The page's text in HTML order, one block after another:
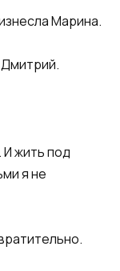
Марина.
жить под
я не